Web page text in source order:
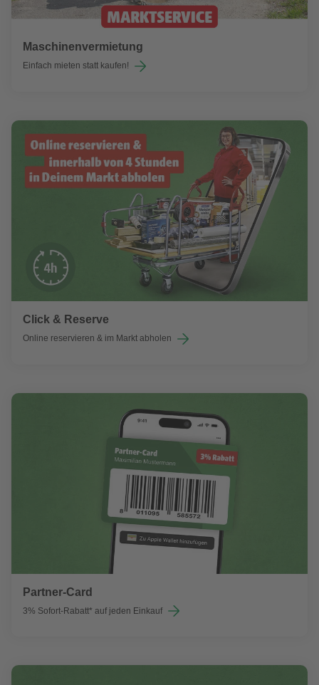
Maschinenvermietung
Einfach mieten statt kaufen!
Click & Reserve
Online reservieren & im Markt abholen
Partner-Card
3% Sofort-Rabatt* auf jeden Einkauf